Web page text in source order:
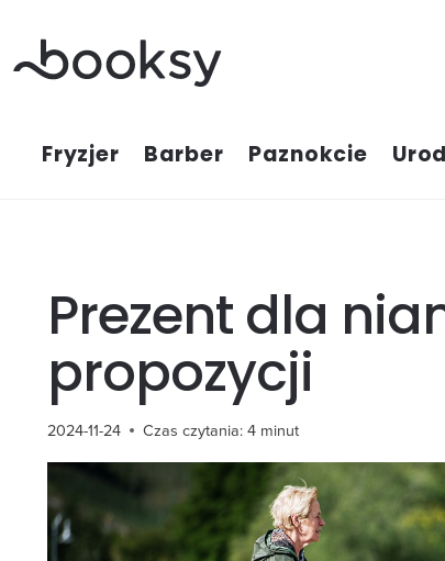
treści
Fryzjer Barber Paznokcie
Prezent dla
propozycji
2024-11-24 Czas czytania:4 minut